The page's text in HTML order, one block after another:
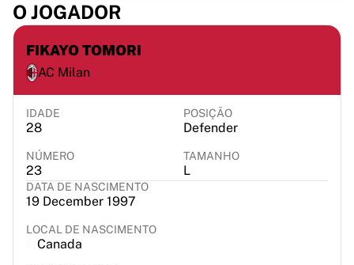
Guerri Napoli
Outros desportos
Ciclismo
Team Visma | Lease a bike
Netcompany INEOS
EF Education
Ver tudo sobre ciclismo
Râguebi
France Rugby
Gloucester Rugby
Bath Rugby
O JOGADOR
FIKAYO TOMORI
AC Milan
IDADE
28
POSIÇÃO
Defender
NÚMERO
23
TAMANHO
L
DATA DE NASCIMENTO
19 December 1997
LOCAL DE NASCIMENTO
Canada